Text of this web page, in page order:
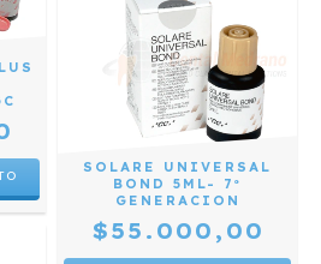
SOLARE UNIVERSAL
BOND 5ML- 7º
GENERACION
$55.000,00